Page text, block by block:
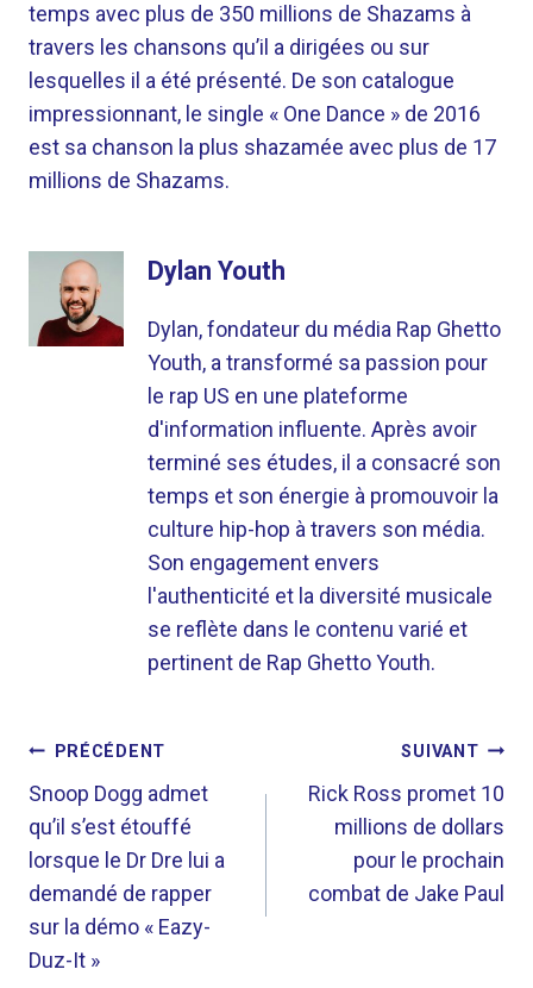
temps avec plus de 350 millions de Shazams à
travers les chansons qu’il a dirigées ou sur
lesquelles il a été présenté. De son catalogue
impressionnant, le single « One Dance » de 2016
est sa chanson la plus shazamée avec plus de 17
millions de Shazams.
Dylan Youth
Dylan, fondateur du média Rap Ghetto
Youth, a transformé sa passion pour
le rap US en une plateforme
d'information influente. Après avoir
terminé ses études, il a consacré son
temps et son énergie à promouvoir la
culture hip-hop à travers son média.
Son engagement envers
l'authenticité et la diversité musicale
se reflète dans le contenu varié et
pertinent de Rap Ghetto Youth.
NAVIGATION
DE
L’ARTICLE
PRÉCÉDENT
Snoop Dogg admet
qu’il s’est étouffé
lorsque le Dr Dre lui a
demandé de rapper
sur la démo « Eazy-
Duz-It »
SUIVANT
Rick Ross promet 10
millions de dollars
pour le prochain
combat de Jake Paul